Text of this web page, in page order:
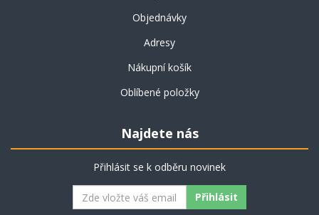
Objednávky
Adresy
Nákupní košík
Oblíbené položky
Najdete nás
Přihlásit se k odběru novinek